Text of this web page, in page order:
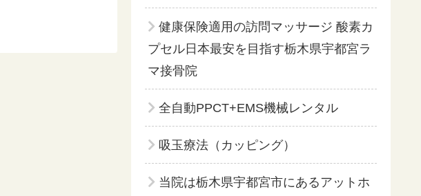
健康保険適用の訪問マッサージ 酸素カ
プセル日本最安を目指す栃木県宇都宮ラ
マ接骨院
全自動PPCT+EMS機械レンタル
吸玉療法（カッピング）
当院は栃木県宇都宮市にあるアットホ